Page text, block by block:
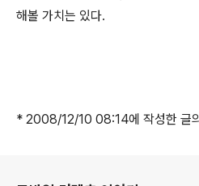
해볼 가치는 있다.
* 2008/12/10 08:14에 작성한 글